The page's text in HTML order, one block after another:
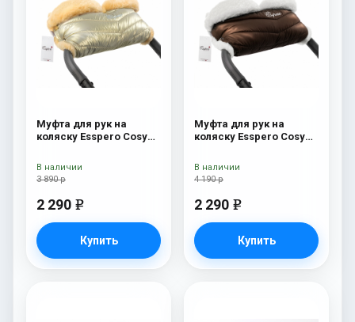
Муфта для рук на
коляску Esspero Cosy
3 890 р
2 290 e
Купить
В наличии
Муфта для рук на
коляску Esspero Cosy
4 190 р
2 290 e
Купить
В наличии